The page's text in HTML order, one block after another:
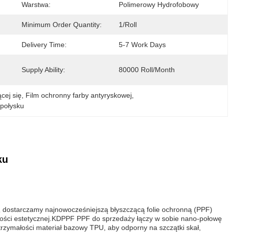
Warstwa: Polimerowy Hydrofobowy
Minimum Order Quantity: 1/Roll
Delivery Time: 5-7 Work Days
Supply Ability: 80000 Roll/Month
się Film ochronny farby antyryskowej
najnowocześniejszą błyszczącą folie ochronną (PPF)
estetycznej.KDPPF PPF do sprzedaży łączy w sobie nano-połowę
materiał bazowy TPU, aby odporny na szczątki skał,